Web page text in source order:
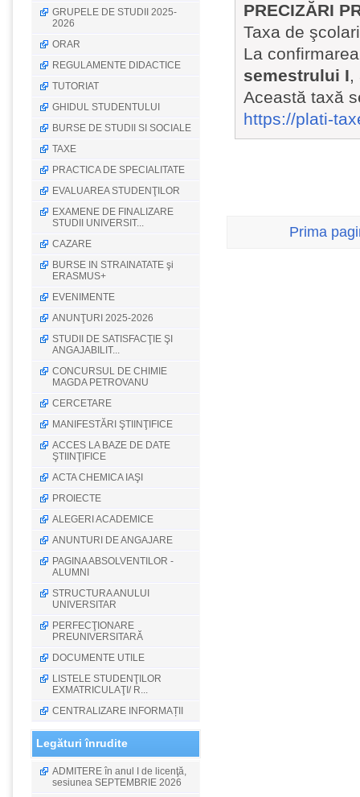
GRUPELE DE STUDII 2025-
2026
ORAR
REGULAMENTE DIDACTICE
TUTORIAT
GHIDUL STUDENTULUI
BURSE DE STUDII SI SOCIALE
TAXE
PRACTICA DE SPECIALITATE
EVALUAREA STUDENŢILOR
EXAMENE DE FINALIZARE
STUDII UNIVERSIT...
CAZARE
BURSE IN STRAINATATE şi
ERASMUS+
EVENIMENTE
ANUNŢURI 2025-2026
STUDII DE SATISFACŢIE ŞI
ANGAJABILIT...
CONCURSUL DE CHIMIE
MAGDA PETROVANU
CERCETARE
MANIFESTĂRI ŞTIINŢIFICE
ACCES LA BAZE DE DATE
ŞTIINŢIFICE
ACTA CHEMICA IAŞI
PROIECTE
ALEGERI ACADEMICE
ANUNTURI DE ANGAJARE
PAGINA ABSOLVENTILOR -
ALUMNI
STRUCTURA ANULUI
UNIVERSITAR
PERFECŢIONARE
PREUNIVERSITARĂ
DOCUMENTE UTILE
LISTELE STUDENŢILOR
EXMATRICULAŢI/ R...
CENTRALIZARE INFORMAȚII
Legături înrudite
ADMITERE în anul I de licenţă,
sesiunea SEPTEMBRIE 2026
PRECIZĂRI
Taxa de
La
semestrului I,
Această taxă
https://plati-
Prima